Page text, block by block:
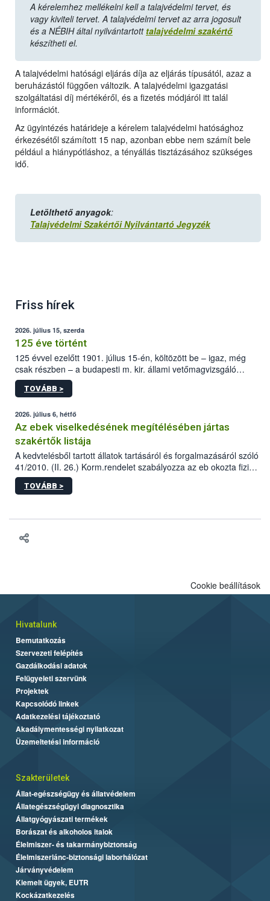
A kérelemhez mellékelni kell a talajvédelmi tervet, és
vagy kiviteli tervet. A talajvédelmi tervet az arra jogosult
és a NÉBIH által nyilvántartott talajvédelmi szakértő
készítheti el.
A talajvédelmi hatósági eljárás díja az eljárás típusától, azaz a
beruházástól függően változik. A talajvédelmi igazgatási
szolgáltatási díj mértékéről, és a fizetés módjáról itt talál
információt.
Az ügyintézés határideje a kérelem talajvédelmi hatósághoz
érkezésétől számított 15 nap, azonban ebbe nem számít bele
például a hiánypótláshoz, a tényállás tisztázásához szükséges
idő.
Letölthető anyagok:
Talajvédelmi Szakértői Nyilvántartó Jegyzék
Friss hírek
2026. július 15, szerda
125 éve történt
125 évvel ezelőtt 1901. július 15-én, költözött be – igaz, még
csak részben – a budapesti m. kir. állami vetőmagvizsgáló
állomás a Kis Rókus utca 15. szám alatti, Czigler Győző által
tervezett új épületébe.
TOVÁBB >
2026. július 6, hétfő
Az ebek viselkedésének megítélésében jártas
szakértők listája
A kedvtelésből tartott állatok tartásáról és forgalmazásáról szóló
41/2010. (II. 26.) Korm.rendelet szabályozza az eb okozta fizikai
sérülés, illetve ennek veszélye keletkezésekor felmerülő
hatósági feladatokat, valamint a veszélyes eb tartását és annak
TOVÁBB >
Cookie beállítások
Hivatalunk
Bemutatkozás
Szervezeti felépítés
Gazdálkodási adatok
Felügyeleti szervünk
Projektek
Kapcsolódó linkek
Adatkezelési tájékoztató
Akadálymentességi nyilatkozat
Üzemeltetési információ
Szakterületek
Állat-egészségügy és állatvédelem
Állategészségügyi diagnosztika
Állatgyógyászati termékek
Borászat és alkoholos italok
Élelmiszer- és takarmánybiztonság
Élelmiszerlánc-biztonsági laborhálózat
Járványvédelem
Kiemelt ügyek, EUTR
Kockázatkezelés